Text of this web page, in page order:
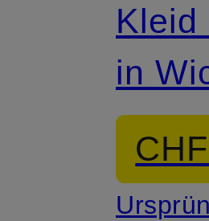
Kleid
in
mit